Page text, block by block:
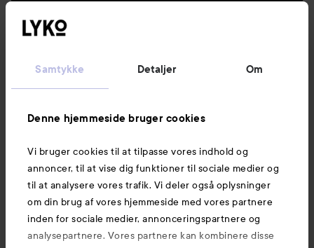
Samtykke Detaljer Om
Denne hjemmeside bruger cookies
Vi bruger cookies til at tilpasse vores indhold og
annoncer, til at vise dig funktioner til sociale medier og
til at analysere vores trafik. Vi deler også oplysninger
om din brug af vores hjemmeside med vores partnere
inden for sociale medier, annonceringspartnere og
analysepartnere. Vores partnere kan kombinere disse
Kundeservice
Information
Mere at udforske